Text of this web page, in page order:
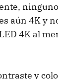
aún 4K y
4K al
y